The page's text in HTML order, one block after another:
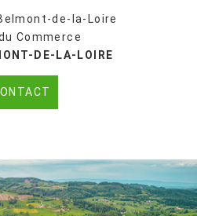
de-la-Loire
Commerce
DE-LA-LOIRE